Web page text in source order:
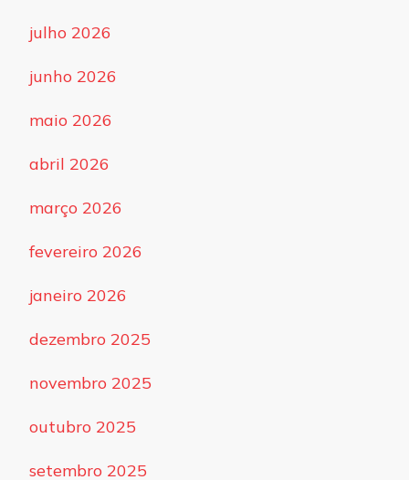
julho 2026
junho 2026
maio 2026
abril 2026
março 2026
fevereiro 2026
janeiro 2026
dezembro 2025
novembro 2025
outubro 2025
setembro 2025